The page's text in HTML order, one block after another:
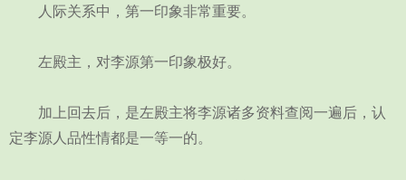
人际关系中，第一印象非常重要。
左殿主，对李源第一印象极好。
加上回去后，是左殿主将李源诸多资料查阅一遍后，认
定李源人品性情都是一等一的。